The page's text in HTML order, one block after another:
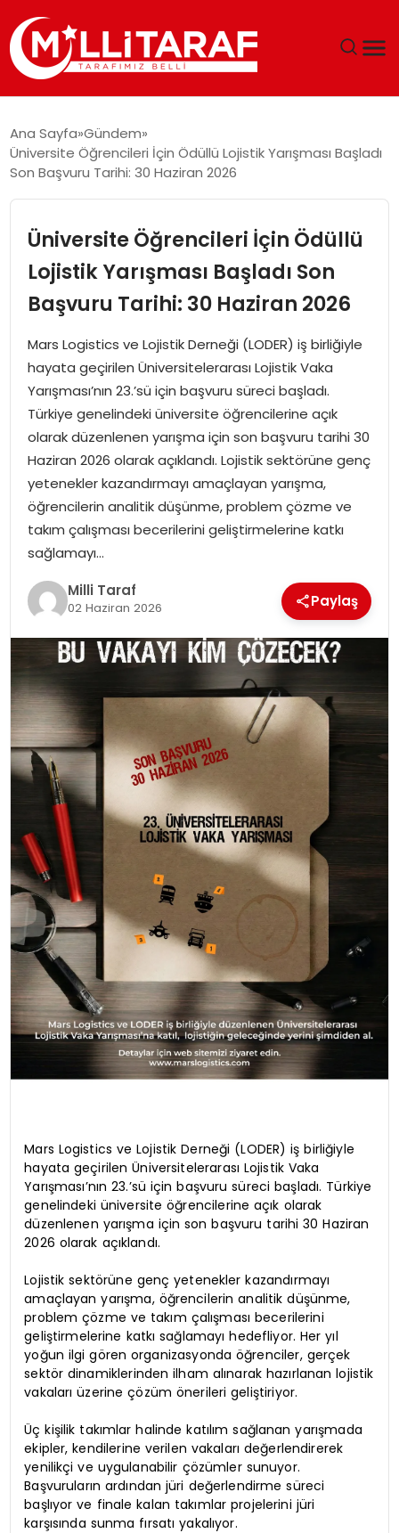
ÖZEL SAYFALAR
SPOR
SIYASET
MAGAZIN
Ana Sayfa Gündem
Üniversite Öğrencileri İçin Ödüllü Lojistik Yarışması Başladı
Son Başvuru Tarihi: 30 Haziran 2026
Üniversite Öğrencileri İçin Ödüllü
Lojistik Yarışması Başladı Son
Başvuru Tarihi: 30 Haziran 2026
Mars Logistics ve Lojistik Derneği (LODER) iş birliğiyle
hayata geçirilen Üniversitelerarası Lojistik Vaka
Yarışması’nın 23.’sü için başvuru süreci başladı.
Türkiye genelindeki üniversite öğrencilerine açık
olarak düzenlenen yarışma için son başvuru tarihi 30
Haziran 2026 olarak açıklandı. Lojistik sektörüne genç
yetenekler kazandırmayı amaçlayan yarışma,
öğrencilerin analitik düşünme, problem çözme ve
takım çalışması becerilerini geliştirmelerine katkı
sağlamayı…
Milli Taraf
02 Haziran 2026 Paylaş
Mars Logistics ve Lojistik Derneği (LODER) iş birliğiyle
hayata geçirilen Üniversitelerarası Lojistik Vaka
Yarışması’nın 23.’sü için başvuru süreci başladı. Türkiye
genelindeki üniversite öğrencilerine açık olarak
düzenlenen yarışma için son başvuru tarihi 30 Haziran
2026 olarak açıklandı.
Lojistik sektörüne genç yetenekler kazandırmayı
amaçlayan yarışma, öğrencilerin analitik düşünme,
problem çözme ve takım çalışması becerilerini
geliştirmelerine katkı sağlamayı hedefliyor. Her yıl
yoğun ilgi gören organizasyonda öğrenciler, gerçek
sektör dinamiklerinden ilham alınarak hazırlanan lojistik
vakaları üzerine çözüm önerileri geliştiriyor.
Üç kişilik takımlar halinde katılım sağlanan yarışmada
ekipler, kendilerine verilen vakaları değerlendirerek
yenilikçi ve uygulanabilir çözümler sunuyor.
Başvuruların ardından jüri değerlendirme süreci
başlıyor ve finale kalan takımlar projelerini jüri
karşısında sunma fırsatı yakalıyor.